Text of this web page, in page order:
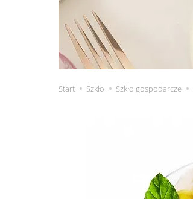
Start Szkło Szkło gospodarcze